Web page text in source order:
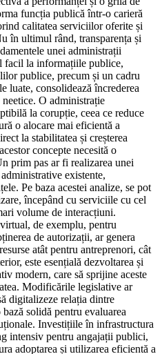
funcția publică într-o carieră
calitatea serviciilor oferite și
în ultimul rând, transparența și
unei administrații
facil la informațiile publice,
publice, precum și un cadru
luate, consolidează încrederea
O administrație
la corupție, ceea ce reduce
o alocare mai eficientă a
la stabilitatea și creșterea
concepte necesită o
prim pas ar fi realizarea unei
existente,
Pe baza acestei analize, se pot
începând cu serviciile cu cel
volume de interacțiuni.
de exemplu, pentru
de autorizații, ar genera
atât pentru antreprenori, cât
este esențială dezvoltarea și
modern, care să sprijine aceste
Modificările legislative ar
digitalizeze relația dintre
solidă pentru evaluarea
Investițiile în infrastructura
intensiv pentru angajații publici,
adoptarea și utilizarea eficientă a